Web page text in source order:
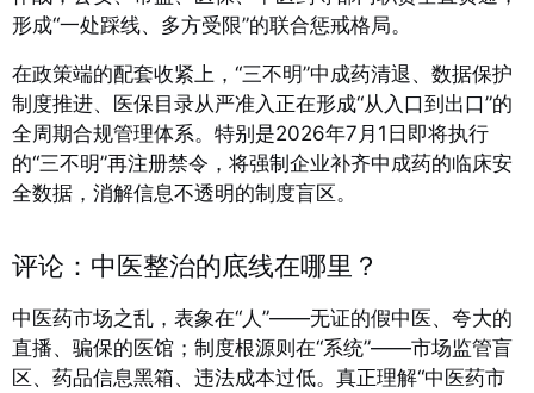
形成“一处踩线、多方受限”的联合惩戒格局。
在政策端的配套收紧上，“三不明”中成药清退、数据保护
制度推进、医保目录从严准入正在形成“从入口到出口”的
全周期合规管理体系。特别是2026年7月1日即将执行
的“三不明”再注册禁令，将强制企业补齐中成药的临床安
全数据，消解信息不透明的制度盲区。
评论：中医整治的底线在哪里？
中医药市场之乱，表象在“人”——无证的假中医、夸大的
直播、骗保的医馆；制度根源则在“系统”——市场监管盲
区、药品信息黑箱、违法成本过低。真正理解“中医药市